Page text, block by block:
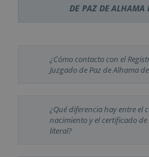
DE PAZ DE ALHAMA
¿Cómo contacto con el
Juzgado de Paz de Alhama
¿Qué diferencia hay entre el
nacimiento y el certificado
literal?